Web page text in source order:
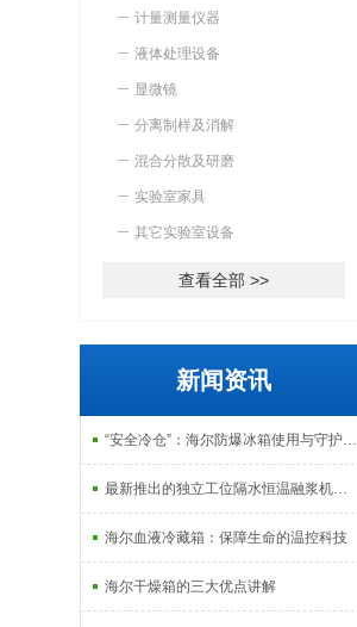
计量测量仪器
液体处理设备
显微镜
分离制样及消解
混合分散及研磨
实验室家具
其它实验室设备
查看全部 >>
新闻资讯
“安全冷仓”：海尔防爆冰箱使用与守护指南
最新推出的独立工位隔水恒温融浆机产品系列
海尔血液冷藏箱：保障生命的温控科技
海尔干燥箱的三大优点讲解